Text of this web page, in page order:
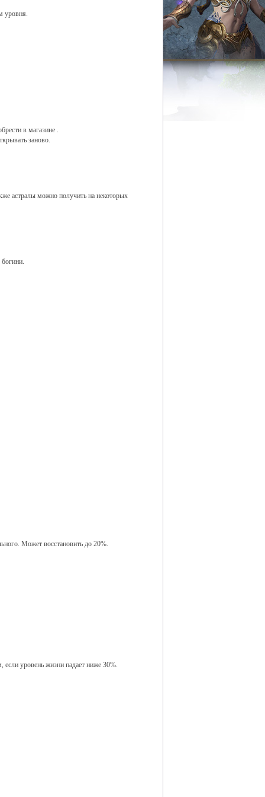
уровня.
в магазине .
заново.
астралы можно получить на некоторых
Может восстановить до 20%.
если уровень жизни падает ниже 30%.